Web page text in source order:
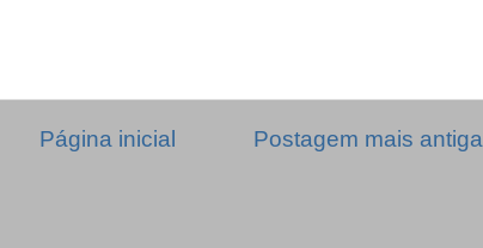
Postagem mais antiga
Página inicial